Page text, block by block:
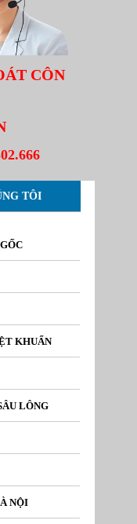
CÔN
TÔI
KHUẨN
LÔNG
NỘI